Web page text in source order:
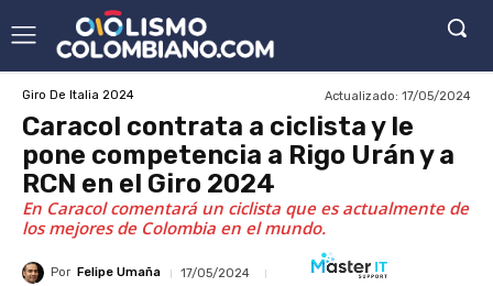
Giro De Italia 2024 Actualizado: 17/05/2024
Caracol contrata a ciclista y le
pone competencia a Rigo Urán y a
RCN en el Giro 2024
En Caracol comentará un ciclista que es actualmente de
los mejores de Colombia en el mundo.
Por Felipe Umaña 17/05/2024